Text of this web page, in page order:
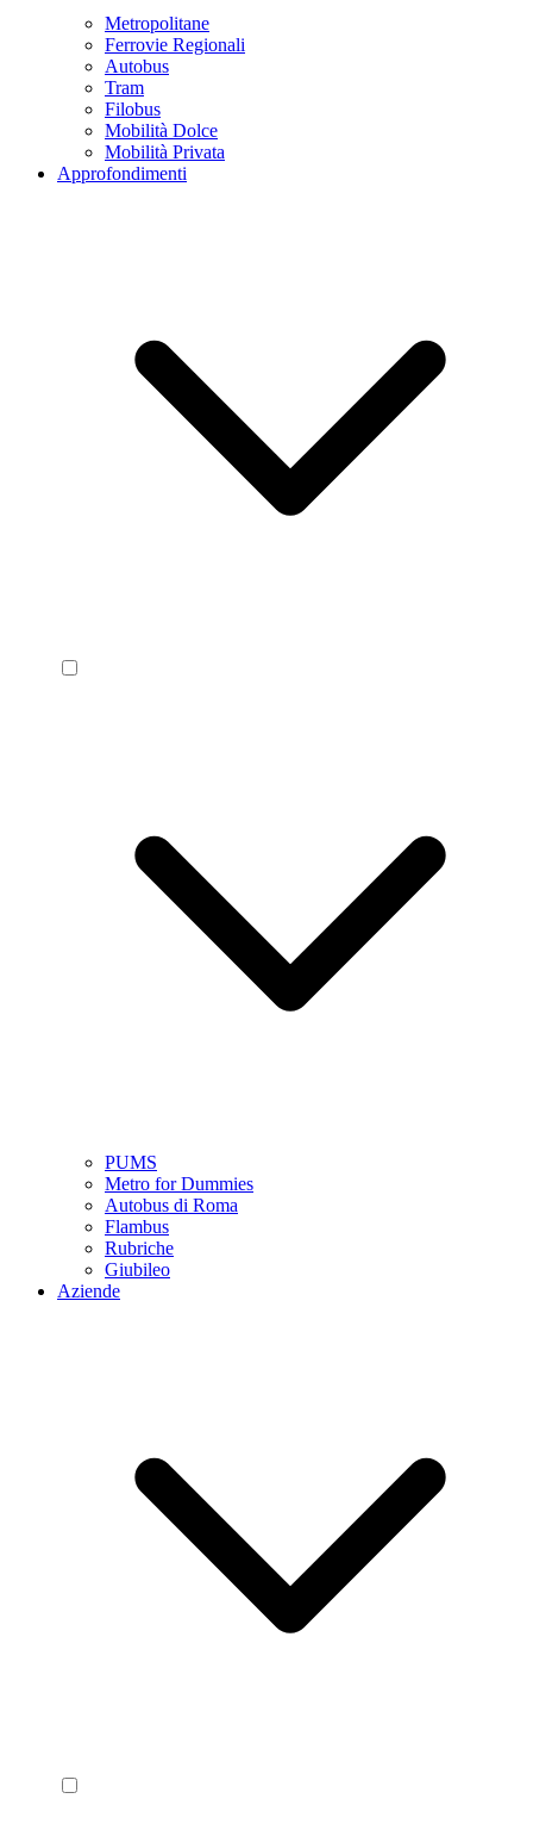
Metropolitane
Ferrovie Regionali
Autobus
Tram
Filobus
Mobilità Dolce
Mobilità Privata
Approfondimenti
PUMS
Metro for Dummies
Autobus di Roma
Flambus
Rubriche
Giubileo
Aziende